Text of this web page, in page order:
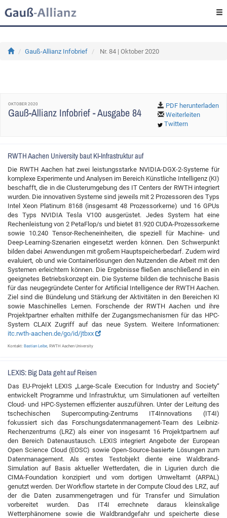
Gauß-Allianz Infobrief Nr. 84 | Oktober 2020
OKTOBER 2020
Gauß-Allianz Infobrief - Ausgabe 84
PDF herunterladen
Weiterleiten
Twittern
RWTH Aachen University baut KI-Infrastruktur auf
Die RWTH Aachen hat zwei leistungsstarke NVIDIA-DGX-2-Systeme für
komplexe Experimente und Analysen im Bereich Künstliche Intelligenz (KI)
beschafft, die in die Clusterumgebung des IT Centers der RWTH integriert
wurden. Die innovativen Systeme sind jeweils mit 2 Prozessoren des Typs
Intel Xeon Platinum 8168 (insgesamt 48 Prozessorkerne) und 16 GPUs
des Typs NVIDIA Tesla V100 ausgerüstet. Jedes System hat eine
Rechenleistung von 2 PetaFlop/s und bietet 81.920 CUDA-Prozessorkerne
sowie 10.240 Tensor-Recheneinheiten, die speziell für Machine- und
Deep-Learning-Szenarien eingesetzt werden können. Den Schwerpunkt
bilden dabei Anwendungen mit großem Hauptspeicherbedarf. Zudem wird
evaluiert, ob und wie Containerlösungen den Nutzenden die Arbeit mit den
Systemen erleichtern können. Die Ergebnisse fließen anschließend in ein
geeignetes Betriebskonzept ein. Die Systeme bilden die technische Basis
für das neugegründete Center for Artificial Intelligence der RWTH Aachen.
Ziel sind die Bündelung und Stärkung der Aktivitäten in den Bereichen KI
sowie Maschinelles Lernen. Forschende der RWTH Aachen und ihre
Projektpartner erhalten mithilfe der Zugangsmechanismen für das HPC-
System CLAIX Zugriff auf das neue System. Weitere Informationen:
itc.rwth-aachen.de/go/id/jtbxx
Kontakt: Bastian Leibe, RWTH Aachen University
LEXIS: Big Data geht auf Reisen
Das EU-Projekt LEXIS „Large-Scale Execution for Industry and Society“
entwickelt Programme und Infrastruktur, um Simulationen auf verteilten
Cloud- und HPC-Systemen effizienter auszuführen. Unter der Leitung des
tschechischen Supercomputing-Zentrums IT4Innovations (IT4I)
fokussiert sich das Forschungsdatenmanagement-Team des Leibniz-
Rechenzentrums (LRZ) als einer von insgesamt 16 Projektpartnern auf
den Bereich Datenaustausch. LEXIS integriert Angebote der European
Open Science Cloud (EOSC) sowie Open-Source-basierte Lösungen zum
Datenmanagement. Als erstes Testobjekt diente eine Waldbrand-
Simulation auf Basis aktueller Wetterdaten, die in Ligurien durch die
CIMA-Foundation konzipiert und vom dortigen Umweltamt (ARPAL)
genutzt werden. Der Workflow startete in der Compute Cloud des LRZ, auf
der die Daten zusammengetragen und für Transfer und Simulation
vorbereitet wurden. Das IT4I errechnete daraus kleinskalige
Wetterphänomene sowie die Waldbrandgefahr und speicherte diese